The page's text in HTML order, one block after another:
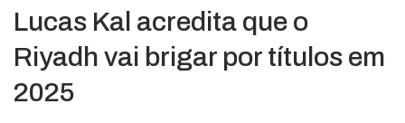
Lucas Kal acredita que o
Riyadh vai brigar por títulos em
2025